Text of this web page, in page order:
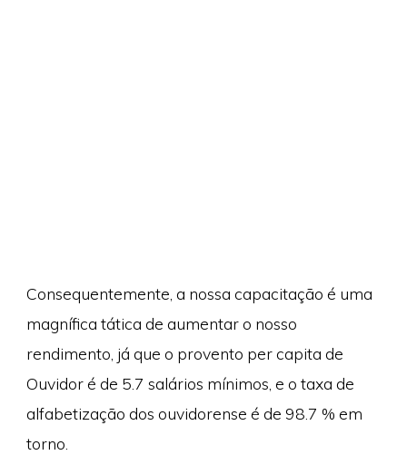
Consequentemente, a nossa capacitação é uma
magnífica tática de aumentar o nosso
rendimento, já que o provento per capita de
Ouvidor é de 5.7 salários mínimos, e o taxa de
alfabetização dos ouvidorense é de 98.7 % em
torno.